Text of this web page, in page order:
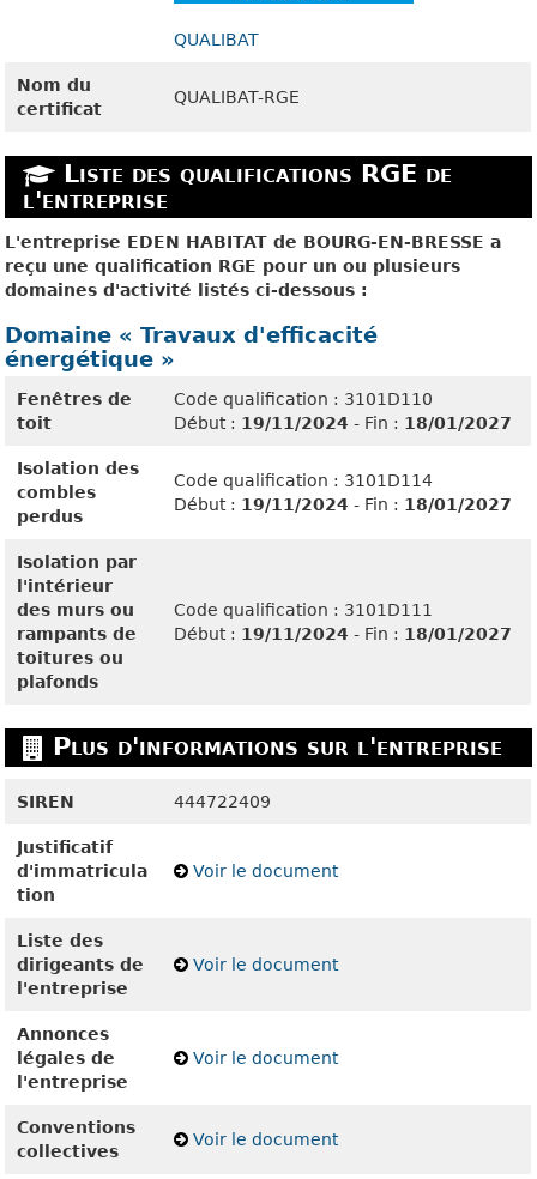
QUALIBAT
Nom du
certificat
QUALIBAT-RGE
Liste des qualifications RGE de
l'entreprise
L'entreprise EDEN HABITAT de BOURG-EN-BRESSE a
reçu une qualification RGE pour un ou plusieurs
domaines d'activité listés ci-dessous :
Domaine « Travaux d'efficacité
énergétique »
Fenêtres de
toit
Code qualification : 3101D110
Début : 19/11/2024 - Fin : 18/01/2027
Isolation des
combles
perdus
Code qualification : 3101D114
Début : 19/11/2024 - Fin : 18/01/2027
Isolation par
l'intérieur
des murs ou
rampants de
toitures ou
plafonds
Code qualification : 3101D111
Début : 19/11/2024 - Fin : 18/01/2027
Plus d'informations sur l'entreprise
SIREN 444722409
Justificatif
d'immatricula
tion
Voir le document
Liste des
dirigeants de
l'entreprise
Voir le document
Annonces
légales de
l'entreprise
Voir le document
Conventions
collectives
Voir le document